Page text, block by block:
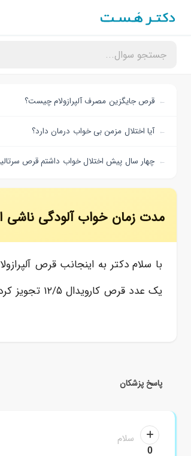
قرص جایگزین مصرف آلپرازولام چیست؟
آیا اختلال مزمن بی خواب درمان دارد؟
چهار سال پیش اختلال خواب داشتم قرص
مدت زمان خواب آلودگی ناشی
یک عدد قرص کارویدال ۱۲/۵ تجویز کرده من صبحها خواب آلود هستم میخواستم بپرسم تا کی اثر خواب آلودگی در بدن من باقی میماند با تشکر.
پاسخ پزشکان
0
سلام